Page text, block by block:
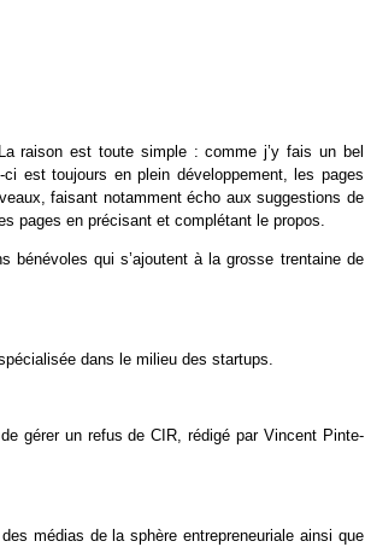
raison est toute simple : comme j’y fais un bel
est toujours en plein développement, les pages
faisant notamment écho aux suggestions de
pages en précisant et complétant le propos.
bénévoles qui s’ajoutent à la grosse trentaine de
dans le milieu des startups.
gérer un refus de CIR, rédigé par Vincent Pinte-
médias de la sphère entrepreneuriale ainsi que